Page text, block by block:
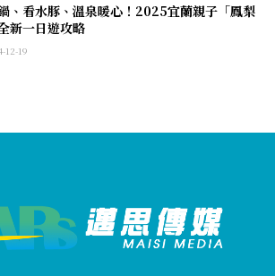
、看水豚、溫泉暖心！2025宜蘭親子「鳳梨
新一日遊攻略
12-19